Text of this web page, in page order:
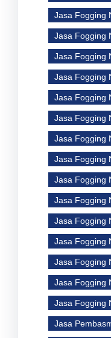
Jasa Fogging
Jasa Fogging
Jasa Fogging
Jasa Fogging
Jasa Fogging
Jasa Fogging
Jasa Fogging
Jasa Fogging
Jasa Fogging
Jasa Fogging
Jasa Fogging
Jasa Fogging
Jasa Fogging
Jasa Fogging
Jasa Fogging
Jasa